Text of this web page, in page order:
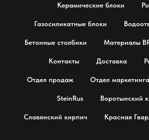
Керамические блоки
Газосиликатные блоки
Бетонные столбики Материалы
Контакты Доставка
Отдел продаж Отдел маркетинга
SteinRus Воротынский
Славянский кирпич Красная